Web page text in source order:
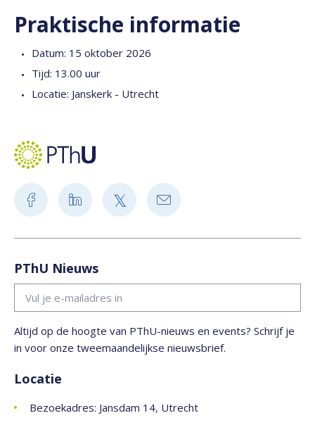
Praktische informatie
Datum: 15 oktober 2026
Tijd: 13.00 uur
Locatie: Janskerk - Utrecht
PThU Nieuws
Altijd op de hoogte van PThU-nieuws en events? Schrijf je
in voor onze tweemaandelijkse nieuwsbrief.
Locatie
Bezoekadres: Jansdam 14, Utrecht